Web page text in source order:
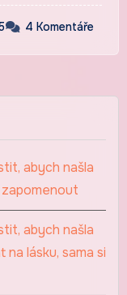
4 Komentáře
abych našla
abych našla
lásku, sama si